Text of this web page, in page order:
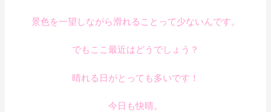
景色を一望しながら滑れることって少ないんです。
でもここ最近はどうでしょう？
晴れる日がとっても多いです！
今日も快晴。